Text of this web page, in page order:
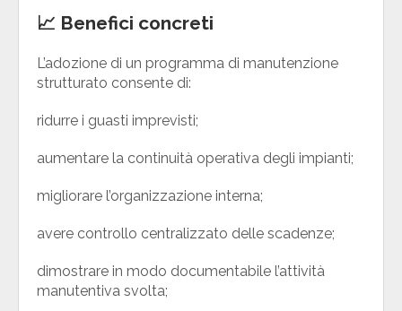
📈 Benefici concreti
L’adozione di un programma di manutenzione
strutturato consente di:
ridurre i guasti imprevisti;
aumentare la continuità operativa degli impianti;
migliorare l’organizzazione interna;
avere controllo centralizzato delle scadenze;
dimostrare in modo documentabile l’attività
manutentiva svolta;